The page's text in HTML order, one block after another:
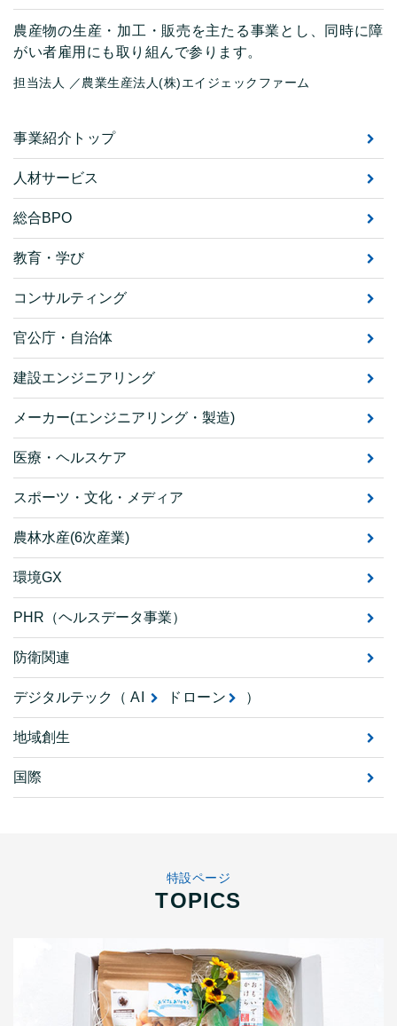
農産物の生産・加工・販売を主たる事業とし、同時に障
がい者雇用にも取り組んで参ります。
担当法人 ／農業生産法人(株)エイジェックファーム
事業紹介トップ
人材サービス
総合BPO
教育・学び
コンサルティング
官公庁・自治体
建設エンジニアリング
メーカー(エンジニアリング・製造)
医療・ヘルスケア
スポーツ・文化・メディア
農林水産(6次産業)
環境GX
PHR（ヘルスデータ事業）
防衛関連
デジタルテック（ AI ドローン ）
地域創生
国際
特設ページ
TOPICS